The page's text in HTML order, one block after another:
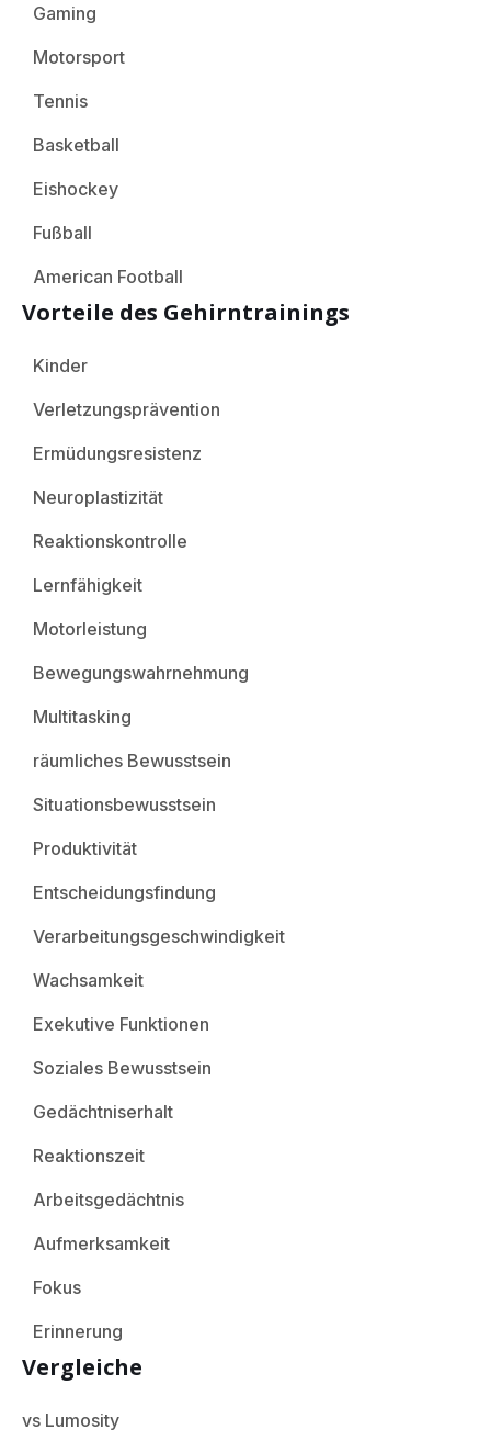
Gaming
Motorsport
Tennis
Basketball
Eishockey
Fußball
American Football
Vorteile des Gehirntrainings
Kinder
Verletzungsprävention
Ermüdungsresistenz
Neuroplastizität
Reaktionskontrolle
Lernfähigkeit
Motorleistung
Bewegungswahrnehmung
Multitasking
räumliches Bewusstsein
Situationsbewusstsein
Produktivität
Entscheidungsfindung
Verarbeitungsgeschwindigkeit
Wachsamkeit
Exekutive Funktionen
Soziales Bewusstsein
Gedächtniserhalt
Reaktionszeit
Arbeitsgedächtnis
Aufmerksamkeit
Fokus
Erinnerung
Vergleiche
vs Lumosity